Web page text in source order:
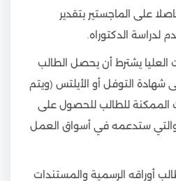
على الماجستير بتقدير
لدراسة الدكتوراه.
العليا يشترط أن يحصل الطالب
شهادة التوفل أو الأيلتس (ويتم
الممكنة للطالب للحصول على
ستدعمه في أسواق العمل
أوراقه الرسمية والمستندات